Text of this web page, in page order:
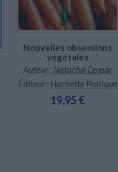
Nouvelles obsessions
végétales
Auteur : Natacha Comar
Éditeur : Hachette Pratique
19,95 €